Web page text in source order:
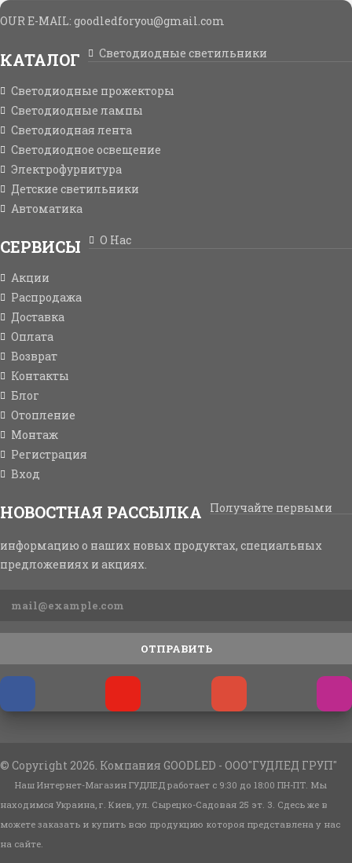
OUR E-MAIL: goodledforyou@gmail.cоm
КАТАЛОГ Светодиодные светильники
Светодиодные прожекторы
Светодиодные лампы
Светодиодная лента
Светодиодное освещение
Электрофурнитура
Детские светильники
Автоматика
СЕРВИСЫ О Нас
Акции
Распродажа
Доставка
Оплата
Возврат
Контакты
Блог
Отопление
Монтаж
Регистрация
Вход
НОВОСТНАЯ РАССЫЛКА Получайте первыми
информацию о наших новых продуктах, специальных
предложениях и акциях.
ОТПРАВИТЬ
© Copyright 2026. Компания GOODLED - ООО"ГУДЛЕД ГРУП"
Наш Интернет-Магазин ГУДЛЕД работает с 9:30 до 18:00 ПН-ПТ. Мы
находимся Украина, г. Киев, ул. Сырецко-Садовая 25 эт. 3. Сдесь же в
можете заказать и купить всю продукцию котороя представлена у нас
на сайте.